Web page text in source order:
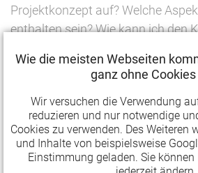
Projektkonzept auf? Welche
enthalten sein? Wie kann ich den
bietet auch die Gelegenheit,
Referentin: Kathrin Schremb
Kulturmanagerin)
Termin:9. Juli 2020 (Donnerstag),
Wie die meisten Webseiten
ganz ohne
Wir versuchen die Verwendung
reduzieren und nur notwendige
Cookies zu verwenden. Des Weiteren
und Inhalte von beispielsweise
Einstimmung geladen. Sie können